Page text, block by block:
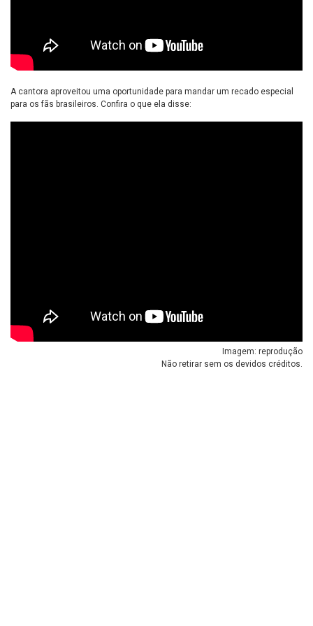
A cantora aproveitou uma oportunidade para mandar um recado especial
para os fãs brasileiros. Confira o que ela disse:
Imagem: reprodução
Não retirar sem os devidos créditos.